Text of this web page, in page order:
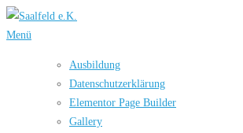
Zum
Inhalt
Menü
Ausbildung
Datenschutzerklärung
Elementor Page Builder
Gallery